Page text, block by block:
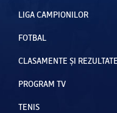
LIGA CAMPIONILOR
FOTBAL
CLASAMENTE ȘI REZULTATE
PROGRAM TV
TENIS